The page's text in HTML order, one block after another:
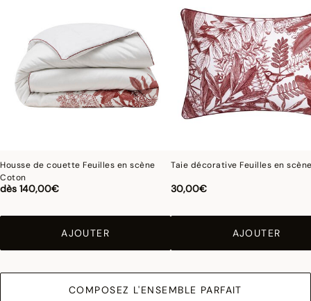
Housse de couette Feuilles en scène
Coton
dès 140,00€
AJOUTER
Taie décorative Feuilles en
30,00€
AJOUTER
COMPOSEZ L'ENSEMBLE PARFAIT
Photographies :
les photographies sont les plus fidèles possibles mais ne peuvent
assurer une similitude parfaite avec le produit vendu, notamment en ce qui
concerne les couleurs.